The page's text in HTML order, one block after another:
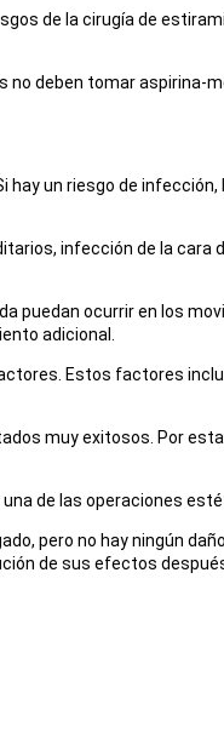
de la cirugía de
deben tomar aspirina-
hay un riesgo de
infección de la cara
puedan ocurrir en los
adicional.
Estos factores
muy exitosos. Por
de las operaciones
pero no hay ningún
de sus efectos